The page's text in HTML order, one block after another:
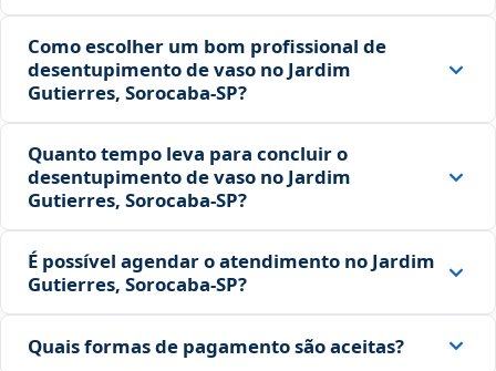
Como escolher um bom profissional de
desentupimento de vaso no Jardim
Gutierres, Sorocaba‑SP?
Quanto tempo leva para concluir o
desentupimento de vaso no Jardim
Gutierres, Sorocaba‑SP?
É possível agendar o atendimento no Jardim
Gutierres, Sorocaba‑SP?
Quais formas de pagamento são aceitas?